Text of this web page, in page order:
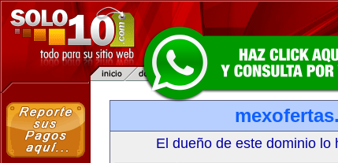
El dueño de este dominio lo